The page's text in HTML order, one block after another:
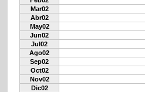
Mar02
Abr02
May02
Jun02
Jul02
Ago02
Sep02
Oct02
Nov02
Dic02